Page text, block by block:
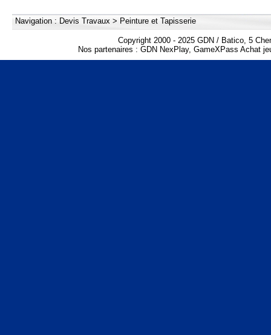
Navigation : Devis Travaux > Peinture et Tapisserie
Copyright 2000 - 2025 GDN / Batico, 5
Nos partenaires : GDN NexPlay, GameXPass Achat